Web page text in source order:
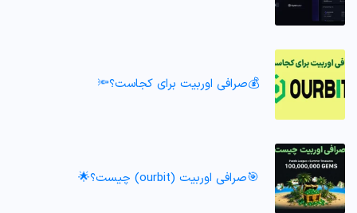
💰صرافی اوربیت برای کجاست؟🔦
🎯صرافی اوربیت (ourbit) چیست؟🌟